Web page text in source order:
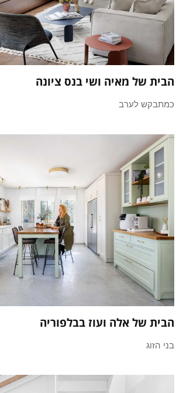
הבית של מאיה ושי בנס ציונה
כמתבקש לערב
הבית של אלה ועוז בבלפוריה
בני הזוג